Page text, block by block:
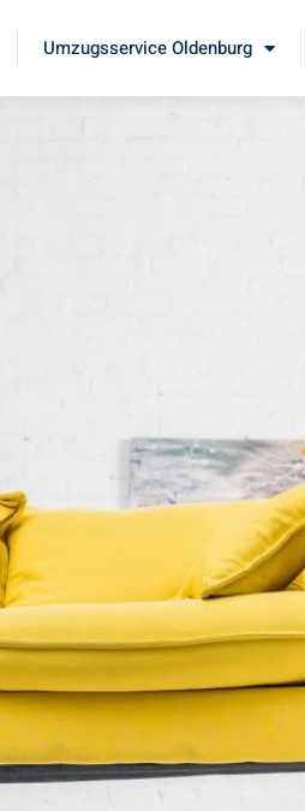
Umzugsservice Oldenburg